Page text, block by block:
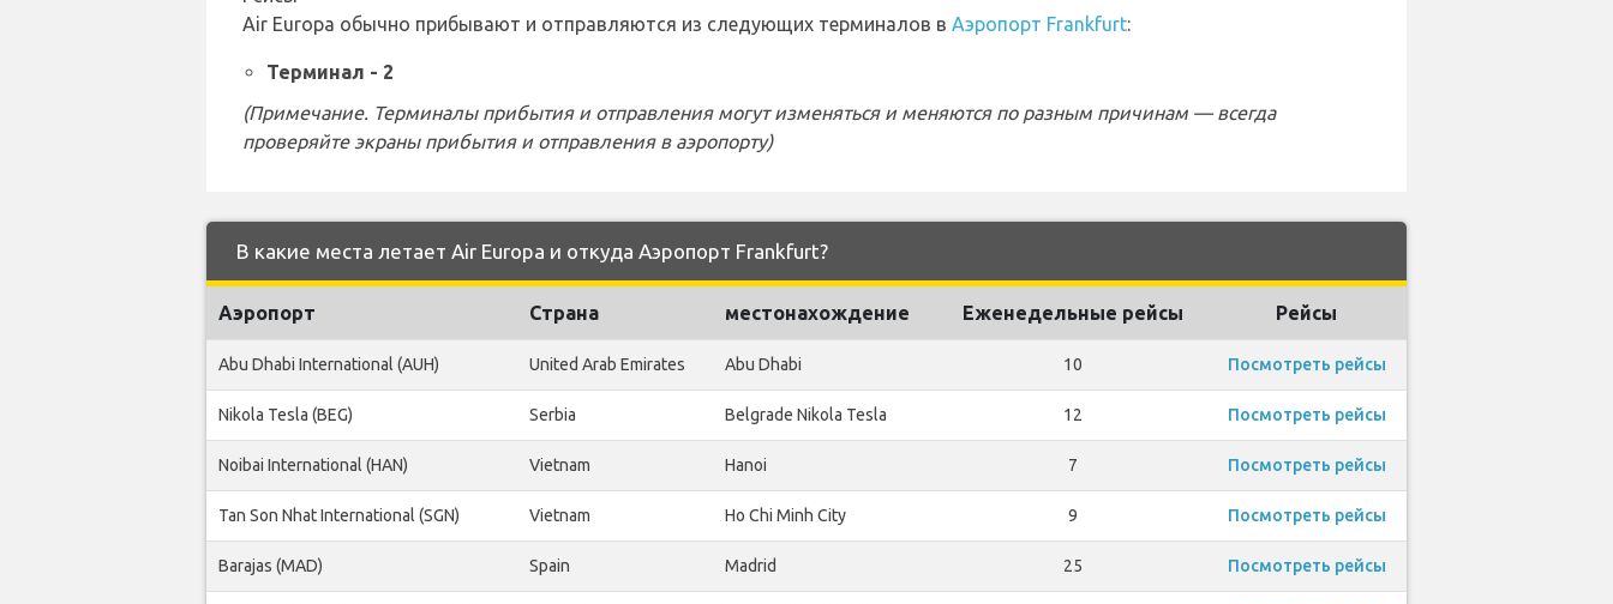
Air Europa обычно прибывают и отправляются из следующих терминалов в Аэропорт Frankfurt:
Терминал - 2
(Примечание. Терминалы прибытия и отправления могут изменяться и меняются по разным причинам — всегда
проверяйте экраны прибытия и отправления в аэропорту)
В какие места летает Air Europa и откуда Аэропорт Frankfurt?
Аэропорт Страна местонахождение Еженедельные рейсы Рейсы
Abu Dhabi International (AUH) United Arab Emirates Abu Dhabi 10 Посмотреть рейсы
Nikola Tesla (BEG) Serbia Belgrade Nikola Tesla 12 Посмотреть рейсы
Noibai International (HAN) Vietnam Hanoi 7 Посмотреть рейсы
Tan Son Nhat International (SGN) Vietnam Ho Chi Minh City 9 Посмотреть рейсы
Barajas (MAD) Spain Madrid 25 Посмотреть рейсы